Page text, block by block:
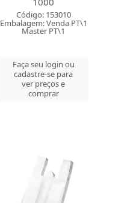
Código: 153010
Embalagem: Venda PT\1
Master PT\1
Faça seu login ou
cadastre-se para
ver preços e
comprar